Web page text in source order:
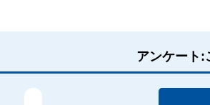
アンケート: